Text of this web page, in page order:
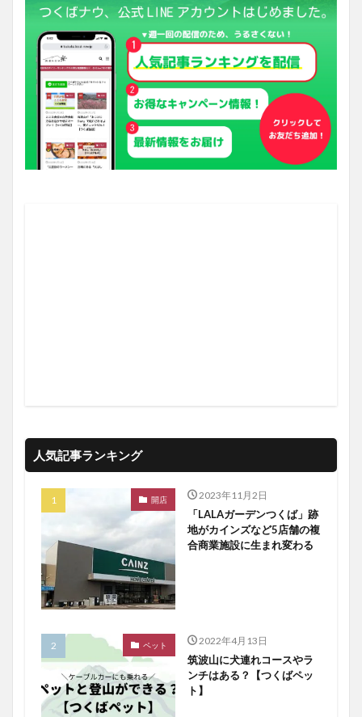
人気記事ランキング
開店 2023年11月2日
「LALAガーデンつくば」跡
地がカインズなど5店舗の複
合商業施設に生まれ変わる
ペット 2022年4月13日
筑波山に犬連れコースやラ
ンチはある？【つくばペッ
ト】